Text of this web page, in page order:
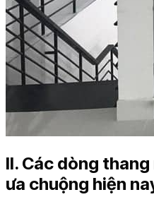
II. Các dòng
ưa chuộng hiện